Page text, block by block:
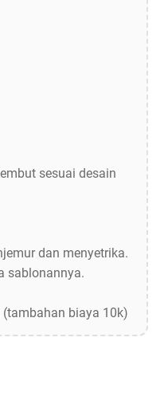
sesuai desain
dan menyetrika.
sablonannya.
biaya 10k)